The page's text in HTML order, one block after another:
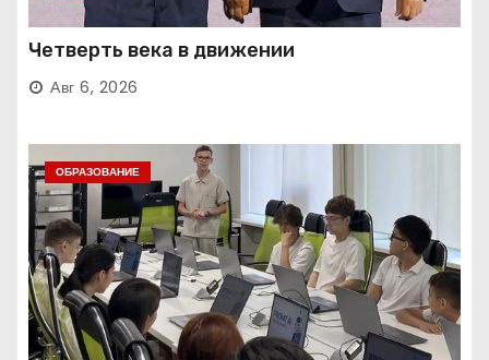
Четверть века в движении
Авг 6, 2026
ОБРАЗОВАНИЕ